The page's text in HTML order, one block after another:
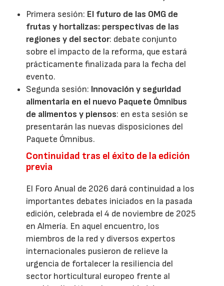
Primera sesión: El futuro de las OMG de
frutas y hortalizas: perspectivas de las
regiones y del sector: debate conjunto
sobre el impacto de la reforma, que estará
prácticamente finalizada para la fecha del
evento.
Segunda sesión: Innovación y seguridad
alimentaria en el nuevo Paquete Ómnibus
de alimentos y piensos: en esta sesión se
presentarán las nuevas disposiciones del
Paquete Ómnibus.
Continuidad tras el éxito de la edición
previa
El Foro Anual de 2026 dará continuidad a los
importantes debates iniciados en la pasada
edición, celebrada el 4 de noviembre de 2025
en Almería. En aquel encuentro, los
miembros de la red y diversos expertos
internacionales pusieron de relieve la
urgencia de fortalecer la resiliencia del
sector horticultural europeo frente al